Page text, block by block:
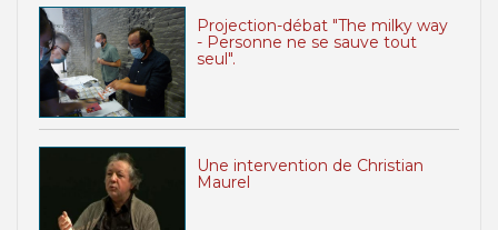
Projection-débat "The milky way
- Personne ne se sauve tout
seul".
Une intervention de Christian
Maurel